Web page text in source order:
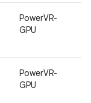
PowerVR-
GPU
PowerVR-
GPU